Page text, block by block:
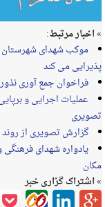
» اخبار مرتبط:
موکب شهدای شهرستان
پذیرایی می کند
فراخوان جمع آوری
عملیات اجرایی و
تصویری
گزارش تصویری از
یادواره شهدای
مکان
» اشتراک گزاری خبر